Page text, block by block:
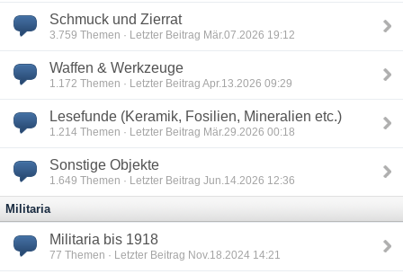
Schmuck und Zierrat
3.759 Themen · Letzter Beitrag Mär.07.2026 19:12
Waffen & Werkzeuge
1.172 Themen · Letzter Beitrag Apr.13.2026 09:29
Lesefunde (Keramik, Fosilien, Mineralien etc.)
1.214 Themen · Letzter Beitrag Mär.29.2026 00:18
Sonstige Objekte
1.649 Themen · Letzter Beitrag Jun.14.2026 12:36
Militaria
Militaria bis 1918
77 Themen · Letzter Beitrag Nov.18.2024 14:21